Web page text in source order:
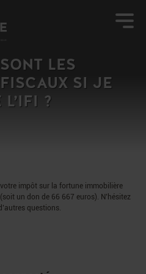
LES
SI JE
L’IFI ?
impôt sur la fortune immobilière
un don de 66 667 euros). N’hésitez
questions.